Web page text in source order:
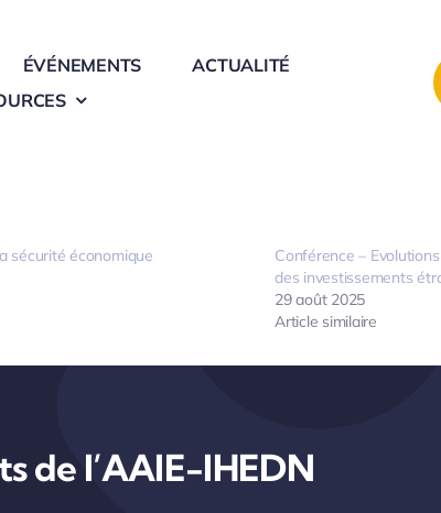
ÉVÉNEMENTS
ACTUALITÉ
sécurité économique
Conférence –
des investissements
29 août 2025
Article similaire
de l’AAIE-IHEDN